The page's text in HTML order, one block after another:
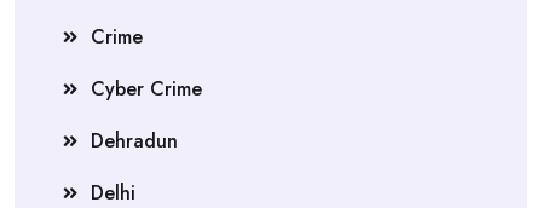
Crime
Cyber Crime
Dehradun
Delhi